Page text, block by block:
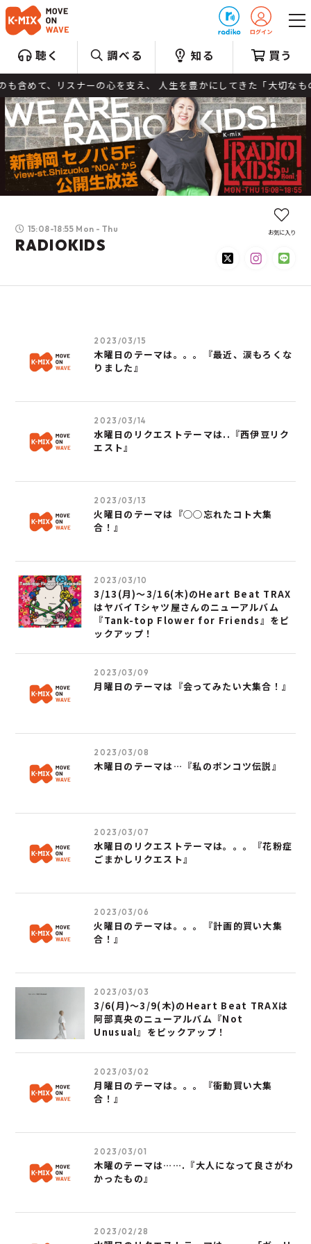
聴く 調べる 知る 買う
て、リスナーの心を支え、 人生を豊かにしてきた「大切なもの
15:08-18:55 Mon - Thu
RADIOKIDS
お気に入り
2023/03/15
木曜日のテーマは。。。『最近、涙もろくな
りました』
2023/03/14
水曜日のリクエストテーマは..『西伊豆リク
エスト』
2023/03/13
火曜日のテーマは『◯◯忘れたコト大集
合！』
2023/03/10
3/13(月)～3/16(木)のHeart Beat TRAX
はヤバイTシャツ屋さんのニューアルバム
『Tank-top Flower for Friends』をピ
ックアップ！
2023/03/09
月曜日のテーマは『会ってみたい大集合！』
2023/03/08
木曜日のテーマは…『私のポンコツ伝説』
2023/03/07
水曜日のリクエストテーマは。。。『花粉症
ごまかしリクエスト』
2023/03/06
火曜日のテーマは。。。『計画的買い大集
合！』
2023/03/03
3/6(月)～3/9(木)のHeart Beat TRAXは
阿部真央のニューアルバム『Not
Unusual』をピックアップ！
2023/03/02
月曜日のテーマは。。。『衝動買い大集
合！』
2023/03/01
木曜のテーマは…….『大人になって良さがわ
かったもの』
2023/02/28